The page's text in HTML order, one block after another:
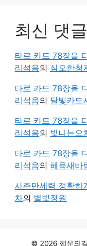
최신 댓글
타로 카드 78장을
리석음의 심오한청
타로 카드 78장을
리석음의 달빛카드
타로 카드 78장을
리석음의 빛나는오
타로 카드 78장을
리석음의 혜윰새바
사주만세력 정확하
차의 별빛정원
© 2026 행운의